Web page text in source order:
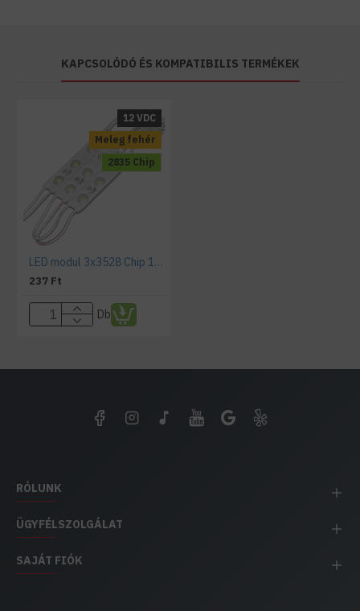
KAPCSOLÓDÓ ÉS KOMPATIBILIS TERMÉKEK
Meleg fehér
2835 Chip
12 VDC
LED modul 3x3528 Chip 120lm 3000K Meleg fehér 12VDC 1.5Watt IP65
237 Ft
Db
RÓLUNK
ÜGYFÉLSZOLGÁLAT
SAJÁT FIÓK